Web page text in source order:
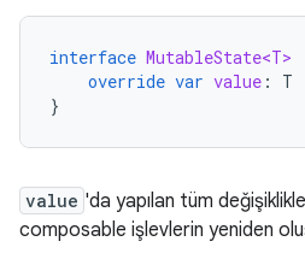
interface MutableState<T>
override var value :
T
}
value 'da yapılan tüm
composable işlevlerin yeniden